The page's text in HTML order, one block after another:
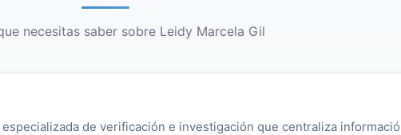
necesitas saber sobre Leidy Marcela Gil
de verificación e investigación que centraliza